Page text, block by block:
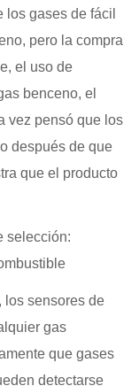
gases de fácil
pero la compra
el uso de
benceno, el
vez pensó que los
después de que
que el producto
selección:
los sensores de
gas
que gases
detectarse